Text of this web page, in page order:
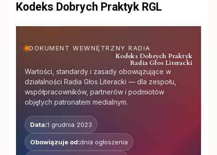
Kodeks Dobrych Praktyk RGL
DOKUMENT WEWNĘTRZNY RADIA
Kodeks Dobrych Praktyk
Radia Głos Literacki
Wartości, standardy i zasady obowiązujące w
działalności Radia Głos Literacki — dla zespołu,
współpracowników, partnerów i podmiotów
objętych patronatem medialnym.
Data:1 grudnia 2023
Obowiązuje od:dnia ogłoszenia